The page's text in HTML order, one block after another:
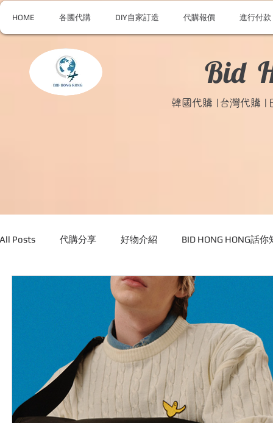
HOME 各國代購 DIY自家訂造 代購報價 進行付款
Bid
韓國代購 |台灣代購 |
All Posts 代購分享 好物介紹 BID HONG HONG話你
ABOUT ME ABOUT BIDHONGKONG
購物 台灣代購網站 Bidhongkong